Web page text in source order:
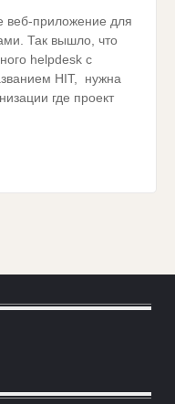
веб-приложение для
Так вышло, что
helpdesk с
HIT, нужна
где проект